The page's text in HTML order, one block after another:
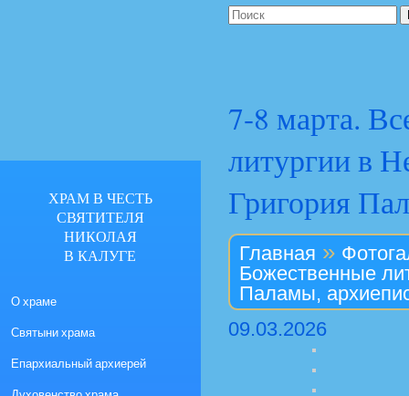
7-8 марта.
литургии в
Григория
Главная »
Божественные
Паламы,
09.03.2026
ХРАМ В ЧЕСТЬ
СВЯТИТЕЛЯ
НИКОЛАЯ
В КАЛУГЕ
О храме
Святыни храма
Епархиальный архиерей